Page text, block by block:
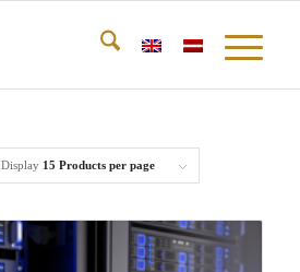
Display 15 Products per page